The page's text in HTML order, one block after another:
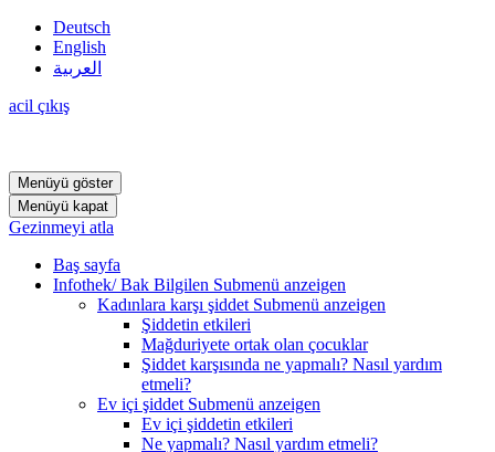
Deutsch
English
العربية
acil çıkış
Menüyü göster
Menüyü kapat
Gezinmeyi atla
Baş sayfa
Infothek/ Bak Bilgilen Submenü anzeigen
Kadınlara karşı şiddet Submenü anzeigen
Şiddetin etkileri
Mağduriyete ortak olan çocuklar
Şiddet karşısında ne yapmalı? Nasıl yardım
etmeli?
Ev içi şiddet Submenü anzeigen
Ev içi şiddetin etkileri
Ne yapmalı? Nasıl yardım etmeli?